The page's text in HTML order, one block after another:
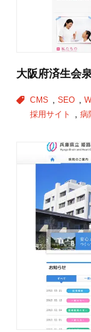
大阪府済生会
CMS SEO
採用サイト
病